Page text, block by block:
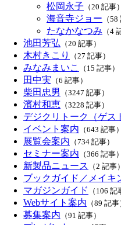
松岡永子 （20 記事）
海音寺ジョー （58
たなかなつみ （4
池田芳弘 （20 記事）
木村きこり （27 記事）
みなみまいこ （15 記事）
田中実 （6 記事）
柴田忠男 （3247 記事）
濱村和恵 （3228 記事）
デジクリトーク（ゲス
イベント案内 （643 記事）
展覧会案内 （734 記事）
セミナー案内 （366 記事）
新製品ニュース （2 記事）
ブックガイド／メイキ
マガジンガイド （106 記
Webサイト案内 （89 記事
募集案内 （91 記事）